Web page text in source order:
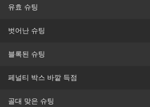
유효 슈팅
벗어난 슈팅
블록된 슈팅
페널티 박스 바깥 득점
골대 맞은 슈팅